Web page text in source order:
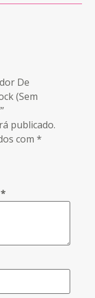
De
(Sem
publicado.
com*
*